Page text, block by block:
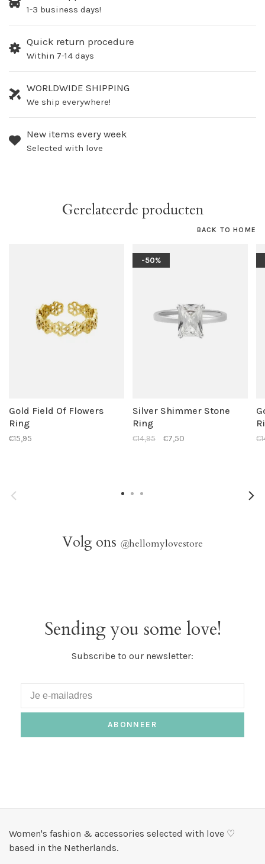
1-3 business days!
Quick return procedure
Within 7-14 days
WORLDWIDE SHIPPING
We ship everywhere!
New items every week
Selected with love
Gerelateerde producten
BACK TO HOME
Gold Field Of Flowers
Ring
€15,95
-50%
Silver Shimmer Stone
Ring
€14,95 €7,50
Volg ons @hellomylovestore
Sending you some love!
Subscribe to our newsletter:
ABONNEER
Women's fashion & accessories selected with love ♡
based in the Netherlands.